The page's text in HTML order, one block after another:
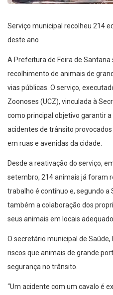
Serviço municipal recolheu 214
deste ano
A Prefeitura de Feira de
recolhimento de animais de
vias públicas. O serviço,
Zoonoses (UCZ), vinculada à
como principal objetivo garantir
acidentes de trânsito
em ruas e avenidas da cidade.
Desde a reativação do serviço,
setembro, 214 animais já foram
trabalho é contínuo e, segundo a
também a colaboração dos
seus animais em locais
O secretário municipal de
riscos que animais de grande
segurança no trânsito.
“Um acidente com um cavalo é